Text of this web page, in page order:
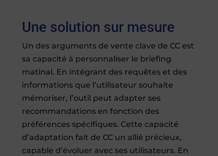
Une solution sur mesure
Un des arguments de vente clave de CC est
sa capacité à personnaliser le briefing
matinal. En intégrant des requêtes et des
informations que l’utilisateur souhaite
mémoriser, l’outil peut adapter ses
recommandations en fonction des
préférences spécifiques. Cette capacité
d’adaptation fait de CC un allié précieux,
capable d’évoluer avec ses utilisateurs. En